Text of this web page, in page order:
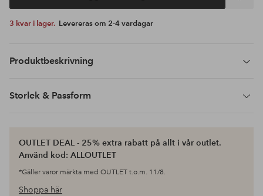
3 kvar i lager. Levereras om 2-4 vardagar
Produktbeskrivning
Storlek & Passform
OUTLET DEAL - 25% extra rabatt på allt i vår outlet.
Använd kod: ALLOUTLET
*Gäller varor märkta med OUTLET t.o.m. 11/8.
Shoppa här